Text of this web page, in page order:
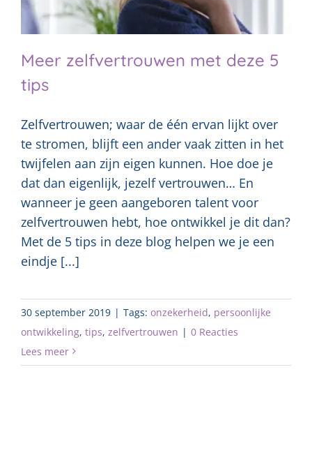
Meer zelfvertrouwen met deze 5
tips
Zelfvertrouwen; waar de één ervan lijkt over
te stromen, blijft een ander vaak zitten in het
twijfelen aan zijn eigen kunnen. Hoe doe je
dat dan eigenlijk, jezelf vertrouwen… En
wanneer je geen aangeboren talent voor
zelfvertrouwen hebt, hoe ontwikkel je dit dan?
Met de 5 tips in deze blog helpen we je een
eindje [...]
30 september 2019 | Tags: onzekerheid, persoonlijke
ontwikkeling, tips, zelfvertrouwen | 0 Reacties
Lees meer